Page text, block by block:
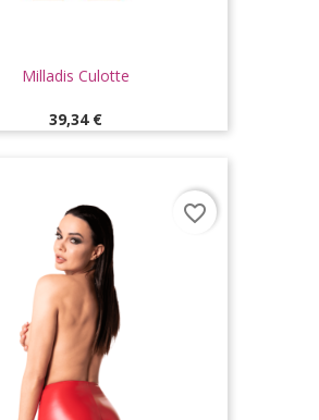
Milladis Culotte
Prix
39,34 €
favorite_border